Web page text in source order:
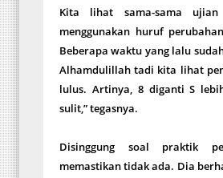
Kita lihat sama-sama
menggunakan huruf
Beberapa waktu yang lalu
Alhamdulillah tadi kita lihat
lulus. Artinya, 8 diganti S
sulit,” tegasnya.
Disinggung soal praktik
memastikan tidak ada. Dia